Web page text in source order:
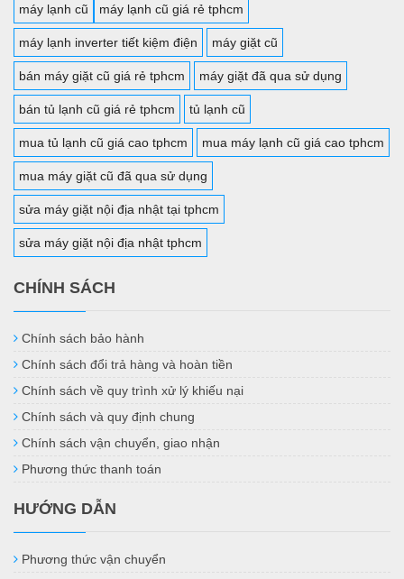
máy lạnh cũ máy lạnh cũ giá rẻ tphcm
máy lạnh inverter tiết kiệm điện máy giặt cũ
bán máy giặt cũ giá rẻ tphcm máy giặt đã qua sử dụng
bán tủ lạnh cũ giá rẻ tphcm tủ lạnh cũ
mua tủ lạnh cũ giá cao tphcm mua máy lạnh cũ giá cao tphcm
mua máy giặt cũ đã qua sử dụng
sửa máy giặt nội địa nhật tại tphcm
sửa máy giặt nội địa nhật tphcm
CHÍNH SÁCH
Chính sách bảo hành
Chính sách đổi trả hàng và hoàn tiền
Chính sách về quy trình xử lý khiếu nại
Chính sách và quy định chung
Chính sách vận chuyển, giao nhận
Phương thức thanh toán
HƯỚNG DẪN
Phương thức vận chuyển